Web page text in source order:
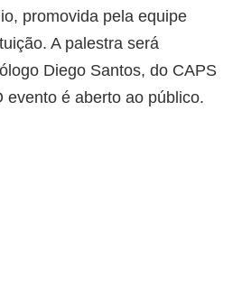
promovida pela equipe
A palestra será
Diego Santos, do CAPS
evento é aberto ao público.